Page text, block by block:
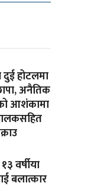
होटलमा
अनैतिक
आशंकामा
वर्षीया
बलात्कार